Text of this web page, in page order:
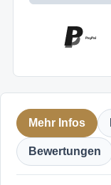
PayPal
Mehr Infos
Bewertungen